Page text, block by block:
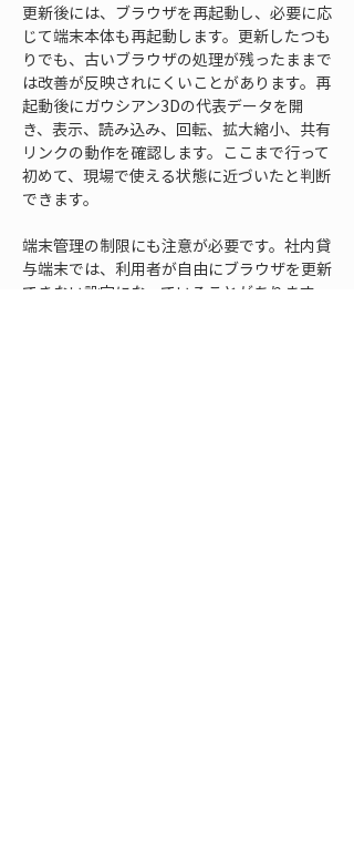
更新後には、ブラウザを再起動し、必要に応
じて端末本体も再起動します。更新したつも
りでも、古いブラウザの処理が残ったままで
は改善が反映されにくいことがあります。再
起動後にガウシアン3Dの代表データを開
き、表示、読み込み、回転、拡大縮小、共有
リンクの動作を確認します。ここまで行って
初めて、現場で使える状態に近づいたと判断
できます。
端末管理の制限にも注意が必要です。社内貸
与端末では、利用者が自由にブラウザを更新
できない設定になっていることがあります。